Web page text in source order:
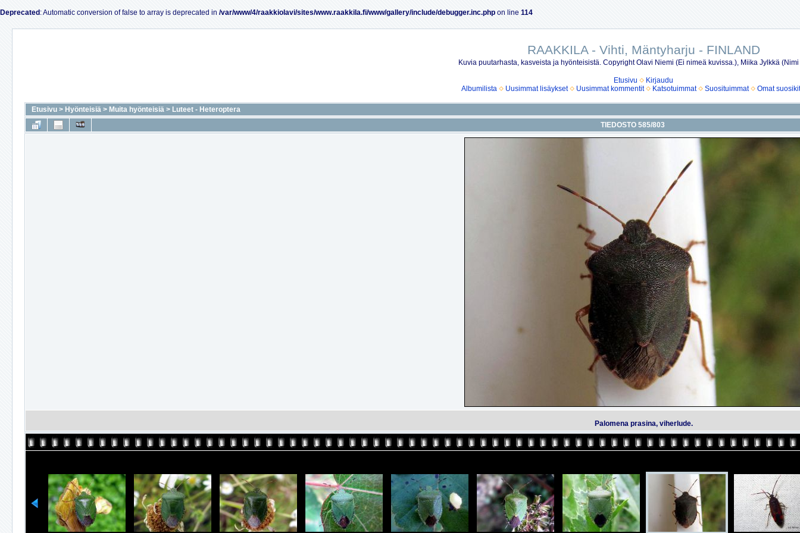
Deprecated : Automatic conversion of false to array is deprecated in /var/www/4/raakkiolavi/sites/www.raakkila.fi/www/gallery/include/debugger.inc.php on line 114
RAAKKILA - Vihti, Mäntyharju - FINLAND
Kuvia puutarhasta, kasveista ja hyönteisistä. Copyright Olavi Niemi (Ei nimeä kuvissa.), Miika Jylkkä
Etusivu
Kirjaudu
Albumilista
Uusimmat lisäykset Uusimmat kommentit Katsotuimmat Suosituimmat Omat suosikit
Etusivu > Hyönteisiä > Muita hyönteisiä > Luteet - Heteroptera
TIEDOSTO 585/803
Palomena prasina, viherlude.